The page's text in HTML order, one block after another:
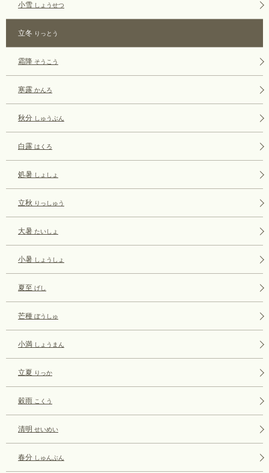
小雪 しょうせつ
立冬 りっとう
霜降 そうこう
寒露 かんろ
秋分 しゅうぶん
白露 はくろ
処暑 しょしょ
立秋 りっしゅう
大暑 たいしょ
小暑 しょうしょ
夏至 げし
芒種 ぼうしゅ
小満 しょうまん
立夏 りっか
穀雨 こくう
清明 せいめい
春分 しゅんぶん